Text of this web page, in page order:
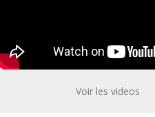
Voir les videos